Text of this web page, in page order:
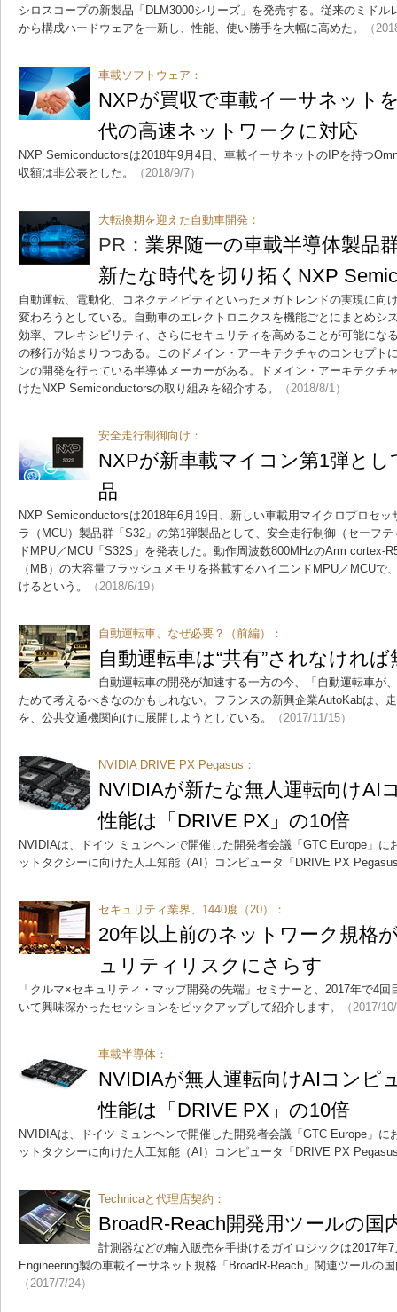
シロスコープの新製品「DLM3000シリーズ」を発売する。従来のミドル
から構成ハードウェアを一新し、性能、使い勝手を大幅に高めた。
（
車載ソフトウェア：
NXPが買収で車載イーサネット
代の高速ネットワークに対応
NXP Semiconductorsは2018年9月4日、車載イーサネットのIPを持つ
収額は非公表とした。
（2018/9/7）
大転換期を迎えた自動車開発：
PR： 業界随一の車載半導体製品
新たな時代を切り拓くNXP
自動運転、電動化、コネクティビティといったメガトレンドの実現に向
変わろうとしている。自動車のエレクトロニクスを機能ごとにまとめシ
効率、フレキシビリティ、さらにセキュリティを高めることが可能にな
の移行が始まりつつある。このドメイン・アーキテクチャのコンセプト
ンの開発を行っている半導体メーカーがある。ドメイン・アーキテクチ
けたNXP Semiconductorsの取り組みを紹介する。
（2018/8/1）
安全走行制御向け：
NXPが新車載マイコン第1弾とし
品
NXP Semiconductorsは2018年6月19日、新しい車載用マイクロプロセ
ラ（MCU）製品群「S32」の第1弾製品として、安全走行制御（セーフ
ドMPU／MCU「S32S」を発表した。動作周波数800MHzのArm cortex-
（MB）の大容量フラッシュメモリを搭載するハイエンドMPU／MCUで
けるという。
（2018/6/19）
自動運転車、なぜ必要？（前編）：
自動運転車は“共有”されなけれ
自動運転車の開発が加速する一方の今、「自動運転車が
ためて考えるべきなのかもしれない。フランスの新興企業AutoKabは、
を、公共交通機関向けに展開しようとしている。
（2017/11/15）
NVIDIA DRIVE PX Pegasus：
NVIDIAが新たな無人運転向けAI
性能は「DRIVE PX」の10倍
NVIDIAは、ドイツ ミュンヘンで開催した開発者会議「GTC Europe」に
ットタクシーに向けた人工知能（AI）コンピュータ「DRIVE PX
セキュリティ業界、1440度（20）：
20年以上前のネットワーク規格
ュリティリスクにさらす
「クルマ×セキュリティ・マップ開発の先端」セミナーと、2017年で4
いて興味深かったセッションをピックアップして紹介します。
（2017/
車載半導体：
NVIDIAが無人運転向けAIコンピ
性能は「DRIVE PX」の10倍
NVIDIAは、ドイツ ミュンヘンで開催した開発者会議「GTC Europe」に
ットタクシーに向けた人工知能（AI）コンピュータ「DRIVE PX
Technicaと代理店契約：
BroadR-Reach開発用ツールの国
計測器などの輸入販売を手掛けるガイロジックは2017年
Engineering製の車載イーサネット規格「BroadR-Reach」関連ツールの
（2017/7/24）